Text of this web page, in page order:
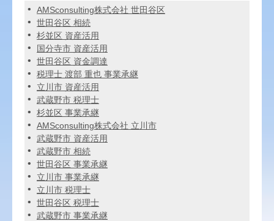
AMSconsulting株式会社 世田谷区
世田谷区 相続
杉並区 資産活用
国分寺市 資産活用
世田谷区 資金調達
税理士 渡部 重也 事業承継
立川市 資産活用
武蔵野市 税理士
杉並区 事業承継
AMSconsulting株式会社 立川市
武蔵野市 資産活用
武蔵野市 相続
世田谷区 事業承継
立川市 事業承継
立川市 税理士
世田谷区 税理士
武蔵野市 事業承継